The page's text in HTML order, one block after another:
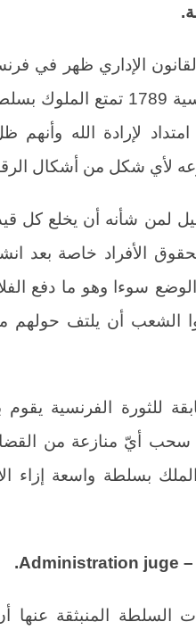
الإداري ظهر في
الحكم فيها. فقبل الثورة
لإرادة الله وأنهم
لأي شكل من أشكال
لمن شأنه أن يخلع كل
الأفراد خاصة بعد
سوءا وهو ما دفع
أن يلتف حولهم ما
للثورة الفرنسية
سحب أيّ منازعة من
بسلطة واسعة إزاء
السلطة المنبثقة عنها